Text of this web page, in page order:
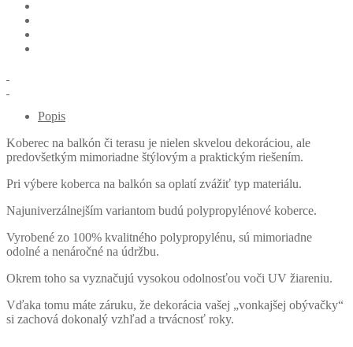
Popis
Koberec na balkón či terasu je nielen skvelou dekoráciou, ale
predovšetkým mimoriadne štýlovým a praktickým riešením.
Pri výbere koberca na balkón sa oplatí zvážiť typ materiálu.
Najuniverzálnejším variantom budú polypropylénové koberce.
Vyrobené zo 100% kvalitného polypropylénu, sú mimoriadne
odolné a nenáročné na údržbu.
Okrem toho sa vyznačujú vysokou odolnosťou voči UV žiareniu.
Vďaka tomu máte záruku, že dekorácia vašej „vonkajšej obývačky“
si zachová dokonalý vzhľad a trvácnosť roky.